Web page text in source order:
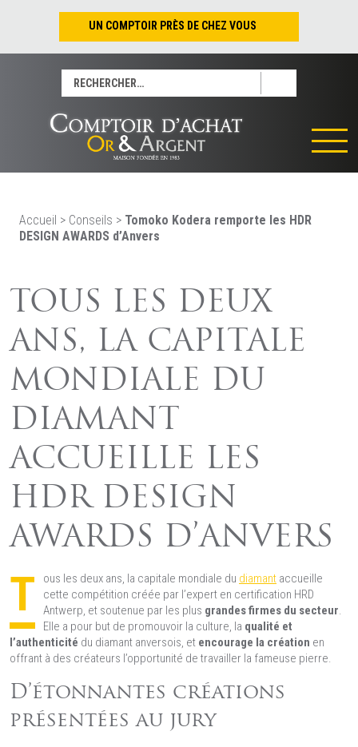
UN COMPTOIR PRÈS DE CHEZ VOUS
Nantes – Jean-Jacques Rousseau
Nantes – Saint-Pierre
Tours
La Rochelle
La Roche/Yon
Rechercher :
Accueil > Conseils > Tomoko Kodera remporte les HDR
DESIGN AWARDS d’Anvers
TOUS LES DEUX
ANS, LA CAPITALE
MONDIALE DU
DIAMANT
ACCUEILLE LES
HDR DESIGN
AWARDS D’ANVERS
T ous les deux ans, la capitale mondiale du diamant accueille
cette compétition créée par l’expert en certification HRD
Antwerp, et soutenue par les plus grandes firmes du secteur.
Elle a pour but de promouvoir la culture, la qualité et
l’authenticité du diamant anversois, et encourage la création en
offrant à des créateurs l’opportunité de travailler la fameuse pierre.
D’étonnantes créations
présentées au jury